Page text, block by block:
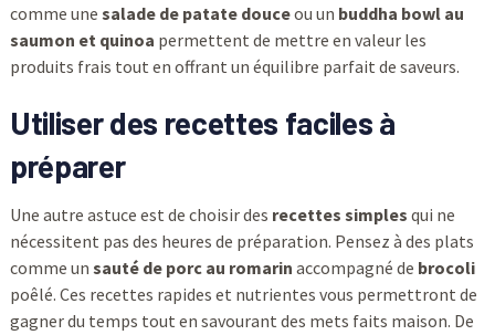
comme une salade de patate douceou un buddha bowl au
saumon et quinoa permettent de mettre en valeur les
produits frais tout en offrant un équilibre parfait de saveurs.
Utiliser des recettes faciles à
préparer
Une autre astuce est de choisir des recettes simples qui ne
nécessitent pas des heures de préparation. Pensez à des plats
comme un sauté de porc au romarin accompagné de brocoli
poêlé. Ces recettes rapides et nutrientes vous permettront de
gagner du temps tout en savourant des mets faits maison. De